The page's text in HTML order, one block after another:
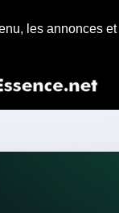
les annonces